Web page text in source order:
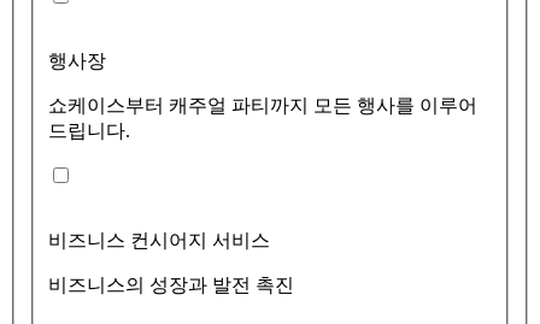
행사장
쇼케이스부터 캐주얼 파티까지 모든 행사를 이루어
드립니다.
비즈니스 컨시어지 서비스
비즈니스의 성장과 발전 촉진